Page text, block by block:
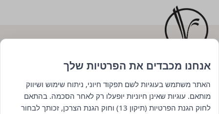
השארו מעודכנים : )
אנחנו מכבדים את הפרטיות שלך
האתר משתמש בעוגיות לשם תפקוד חיוני, ניתוח שימוש ושיווק
מותאם. עוגיות שאינן חיוניות יופעלו רק לאחר הסכמה. בהתאם
לחוק הגנת הפרטיות (תיקון 13) וחוק הגנת הצרכן, זכותך לבחור